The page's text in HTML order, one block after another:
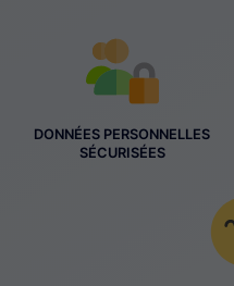
DONNÉES PERSONNELLES
SÉCURISÉES